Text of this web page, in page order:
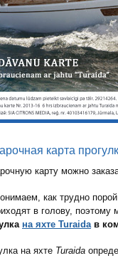
карта
карту можно
как трудно
в голову,
на яхте Turaidaв
на яхте Turaida